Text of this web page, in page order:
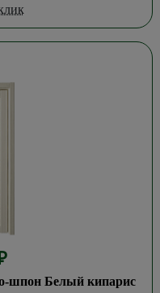
шпон Белый кипарис